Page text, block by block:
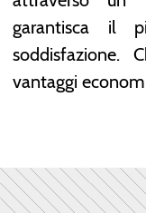
garantisca il
soddisfazione.
vantaggi